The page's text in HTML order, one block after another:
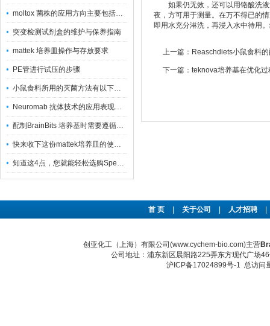
moltox 菌株的应用方向主要包括以下几个方面
突变检测试剂盒的维护与保养指南
mattek 培养皿操作与存放要求
PE管进行试压的步骤
小鼠食料所用的灭菌方法有以下三种
Neuromab 抗体技术的应用表现在这几方面
配制BrainBits 培养基时需要遵循的原则
快来收下这份mattek培养皿的使用指南
知道这4点，您就能轻松选购Spectrum 膜
如果仍无效，还可以用铬酸洗液
夜，方可用于测量。在万不得已的
即用水充分淋洗，再浸入水中待用
上一篇： Reaschdiets小鼠食料
下一篇： teknova培养基在优化
首 页 关于公司 人才招聘
创亚化工（上海）有限公司(www.cychem-bio.com)主营
公司地址：浦东新区晨阳路225弄东方现代广场
沪ICP备17024899号-1 总访问